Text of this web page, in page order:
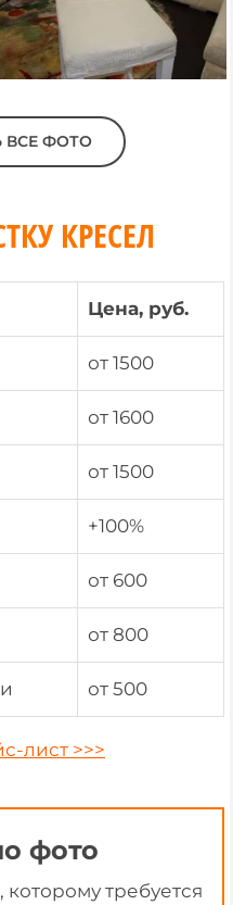
ВСЕ ФОТО
КРЕСЕЛ
Цена, руб.
от 1500
от 1600
от 1500
+100%
от 600
от 800
от 500
лист >>>
фото
которому требуется